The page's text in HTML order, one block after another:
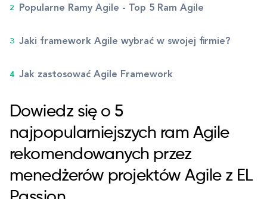
Popularne Ramy Agile - Top 5 Ram Agile
Jaki framework Agile wybrać w swojej firmie?
Jak zastosować Agile Framework
Dowiedz się o 5
najpopularniejszych ram Agile
rekomendowanych przez
menedżerów projektów Agile z EL